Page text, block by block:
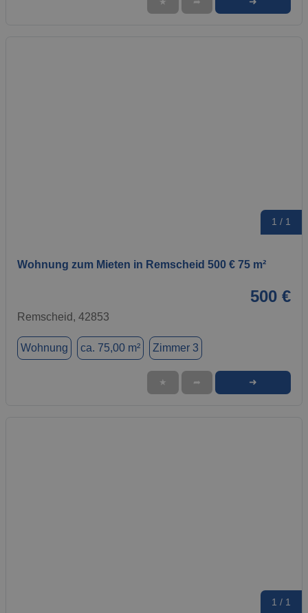
1 / 1
Wohnung zum Mieten in Remscheid 500 € 75 m²
500 €
Remscheid, 42853
Wohnung ca. 75,00 m² Zimmer 3
★ ➦ ➜
1 / 1